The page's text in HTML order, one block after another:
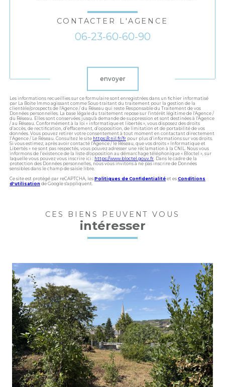
CONTACTER L'AGENCE
06-23-60-60-90
envoyer
Les informations recueillies sur ce formulaire sont enregistrées dans un fichier informatisé
par La Boite Immo agissant comme Sous-traitant du traitement pour la gestion de la
clientèle/prospects de l'Agence / du Réseau qui reste Responsable du Traitement de vos
Données personnelles. La base légale du traitement repose sur l'intérêt légitime de l'Agence /
du Réseau. Elles sont conservées jusqu'à demande de suppression et sont destinées à l'Agence
/ au Réseau. Conformément à la loi « informatique et libertés », vous disposez des droits
d’accès, de rectification, d’effacement, d’opposition, de limitation et de portabilité de vos
données. Vous pouvez retirer votre consentement à tout moment en contactant directement
l’Agence / Le Réseau. Consultez le site https://cnil.fr/fr pour plus d’informations sur vos droits.
Si vous estimez, après avoir contacté l'Agence / le Réseau, que vos droits « Informatique et
Libertés » ne sont pas respectés, vous pouvez adresser une réclamation à la CNIL. Nous vous
informons de l’existence de la liste d'opposition au démarchage téléphonique « Bloctel », sur
laquelle vous pouvez vous inscrire ici : https://www.bloctel.gouv.fr. Dans le cadre de la
protection des Données personnelles, nous vous invitons à ne pas inscrire de Données
sensibles dans le champ de saisie libre.
Ce site est protégé par reCAPTCHA, les Politiques de Confidentialité et es Conditions
d'utilisation de Google s'appliquent.
CES BIENS PEUVENT VOUS
intéresser
voir le bien